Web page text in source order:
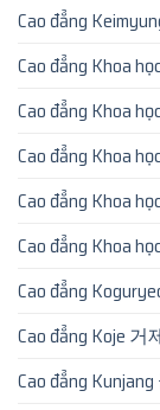
Cao đẳng
Cao đẳng Khoa
Cao đẳng Khoa
Cao đẳng Khoa
Cao đẳng Khoa
Cao đẳng Khoa
Cao đẳng
Cao đẳng Koje
Cao đẳng